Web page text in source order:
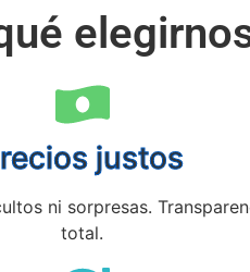
justos
ni sorpresas.
total.